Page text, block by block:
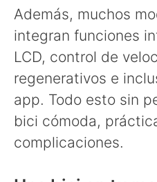
Además, muchos
integran funciones
LCD, control de
regenerativos e
app. Todo esto sin
bici cómoda,
complicaciones.